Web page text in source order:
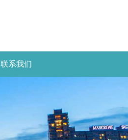
联系我们